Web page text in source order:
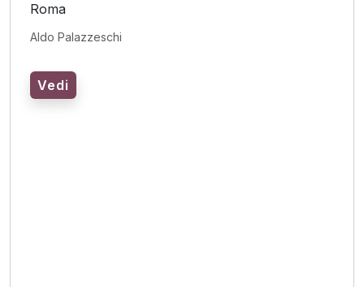
Roma
Aldo Palazzeschi
Vedi